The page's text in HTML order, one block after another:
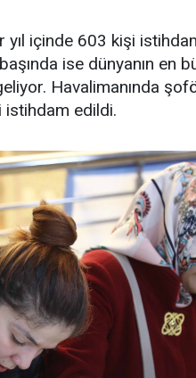
yıl içinde 603 kişi
ise dünyanın en
Havalimanında
istihdam edildi.